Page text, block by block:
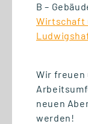
B –
Wirtschaft
Wir freuen
neuen
werden!